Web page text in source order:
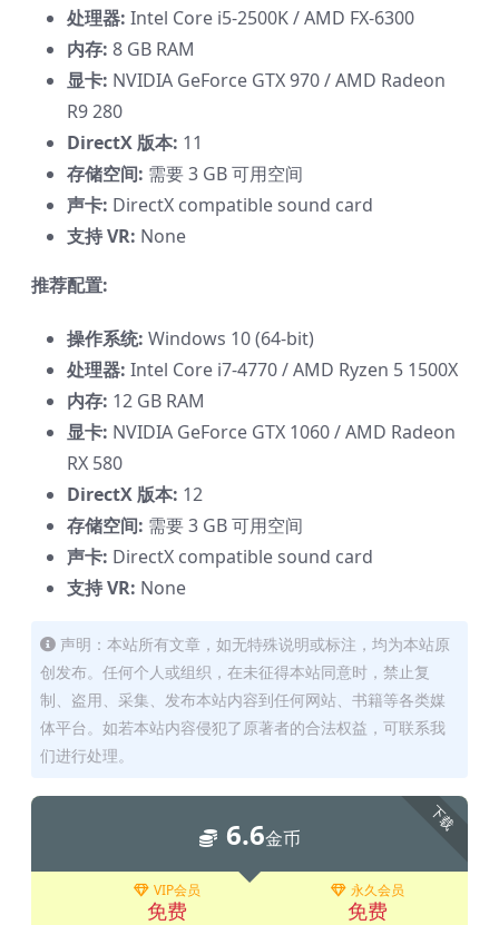
处理器: Intel Core i5-2500K / AMD FX-6300
内存: 8 GB RAM
显卡: NVIDIA GeForce GTX 970 / AMD Radeon
R9 280
DirectX 版本: 11
存储空间: 需要 3 GB 可用空间
声卡: DirectX compatible sound card
支持 VR: None
推荐配置:
操作系统: Windows 10 (64-bit)
处理器: Intel Core i7-4770 / AMD Ryzen 5 1500X
内存: 12 GB RAM
显卡: NVIDIA GeForce GTX 1060 / AMD Radeon
RX 580
DirectX 版本: 12
存储空间: 需要 3 GB 可用空间
声卡: DirectX compatible sound card
支持 VR: None
声明：本站所有文章，如无特殊说明或标注，均为本站原
创发布。任何个人或组织，在未征得本站同意时，禁止复
制、盗用、采集、发布本站内容到任何网站、书籍等各类媒
体平台。如若本站内容侵犯了原著者的合法权益，可联系我
们进行处理。
下载
6.6金币
VIP会员
免费
永久会员
免费